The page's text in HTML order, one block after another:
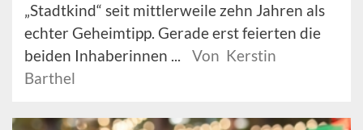
„Stadtkind“ seit mittlerweile zehn Jahren als
echter Geheimtipp. Gerade erst feierten die
beiden Inhaberinnen ...
Von Kerstin
Barthel